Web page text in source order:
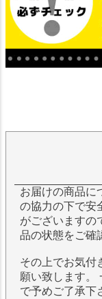
お届けの商品に
の協力の下で安
がございますの
品の状態をご確
その上でお気付
願い致します。
で予めご了承下